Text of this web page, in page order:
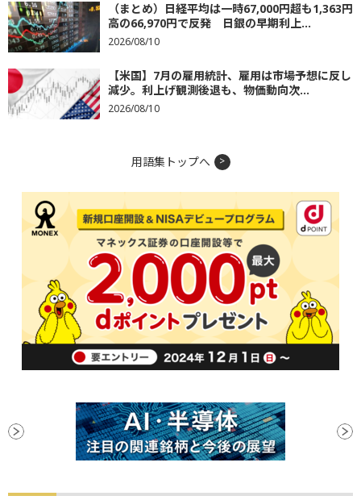
（まとめ）日経平均は一時67,000円超も1,363円
高の66,970円で反発 日銀の早期利上...
2026/08/10
【米国】7月の雇用統計、雇用は市場予想に反し
減少。利上げ観測後退も、物価動向次...
2026/08/10
用語集トップへ